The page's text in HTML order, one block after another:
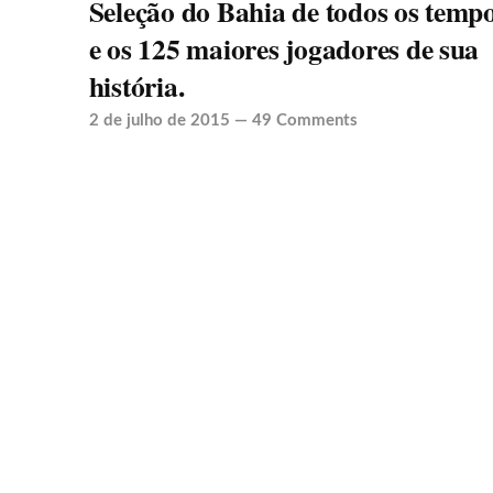
Seleção do Bahia de todos os
e os 125 maiores jogadores de sua
história.
2 de julho de 2015 — 49 Comments